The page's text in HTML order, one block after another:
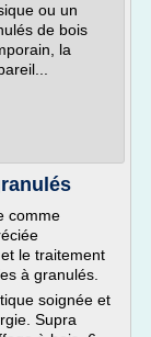
ou un
de bois
la
comme
le traitement
à granulés.
soignée et
Supra